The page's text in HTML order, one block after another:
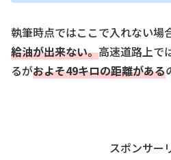
執筆時点ではここで入れない場
給油が出来ない。高速道路上で
るがおよそ49キロの距離がある
スポンサー